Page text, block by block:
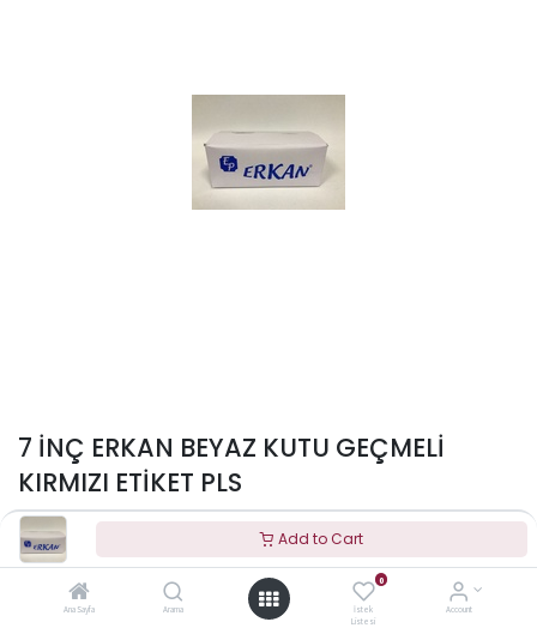
Add to Cart
Ana Sayfa Arama
0
İstek
Listesi
Account
7 İNÇ ERKAN BEYAZ KUTU GEÇMELİ
KIRMIZI ETİKET PLS